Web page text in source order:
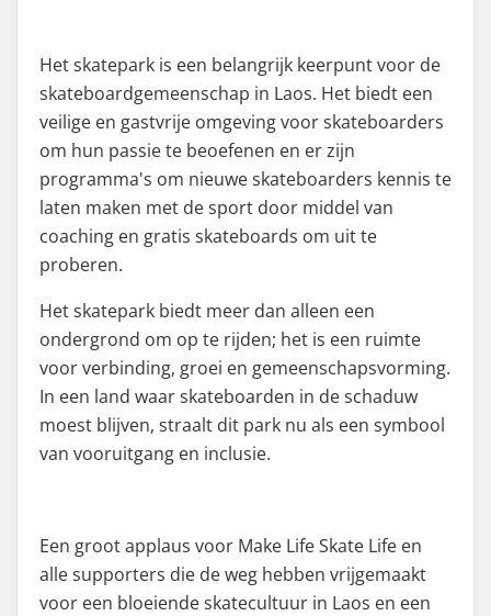
Het skatepark is een belangrijk keerpunt voor de
skateboardgemeenschap in Laos. Het biedt een
veilige en gastvrije omgeving voor skateboarders
om hun passie te beoefenen en er zijn
programma's om nieuwe skateboarders kennis te
laten maken met de sport door middel van
coaching en gratis skateboards om uit te
proberen.
Het skatepark biedt meer dan alleen een
ondergrond om op te rijden; het is een ruimte
voor verbinding, groei en gemeenschapsvorming.
In een land waar skateboarden in de schaduw
moest blijven, straalt dit park nu als een symbool
van vooruitgang en inclusie.
Een groot applaus voor Make Life Skate Life en
alle supporters die de weg hebben vrijgemaakt
voor een bloeiende skatecultuur in Laos en een